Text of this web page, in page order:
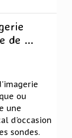
de ...
ou
une
d'occasion
sondes.